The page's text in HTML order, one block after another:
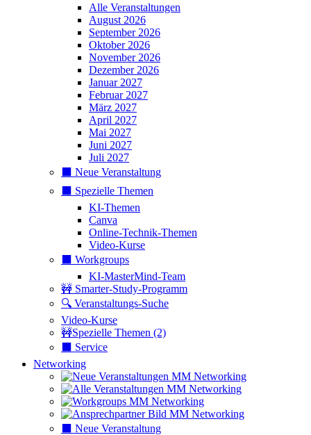
Alle Veranstaltungen
August 2026
September 2026
Oktober 2026
November 2026
Dezember 2026
Januar 2027
Februar 2027
März 2027
April 2027
Mai 2027
Juni 2027
Juli 2027
⬛️ Neue Veranstaltung
⬛️ Spezielle Themen
KI-Themen
Canva
Online-Technik-Themen
Video-Kurse
⬛️ Workgroups
KI-MasterMind-Team
🚧 Smarter-Study-Programm
🔍 Veranstaltungs-Suche
Video-Kurse
🚧Spezielle Themen (2)
⬛️ Service
Networking
⬛️ Neue Veranstaltung